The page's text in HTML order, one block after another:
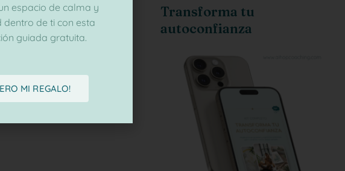
Transforma tu
autoconfianza
espacio de calma y
dentro de ti con esta
guiada gratuita.
MI REGALO!